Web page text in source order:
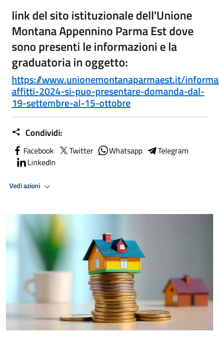
link del sito istituzionale dell'Unione
Montana Appennino Parma Est dove
sono presenti le informazioni e la
graduatoria in oggetto:
https://www.unionemontanaparmaest.it/
affitti-2024-si-puo-presentare-domanda-dal-
19-settembre-al-15-ottobre
Condividi:
Facebook Twitter Whatsapp
Telegram
LinkedIn
Vedi azioni